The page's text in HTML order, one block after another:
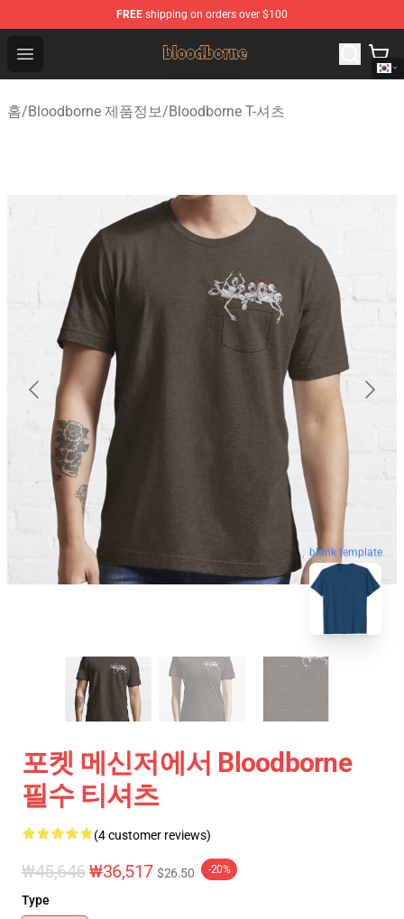
FREE shipping on orders over $100
Open menu
Bloodborne Shop - Official Bloodborne Merchandise
홈/Bloodborne 제품정보/Bloodborne T-셔츠
blank template
포켓 메신저에서 Bloodborne
필수 티셔츠
(4 customer reviews)
₩45,646₩36,517 $26.50 -20%
Type